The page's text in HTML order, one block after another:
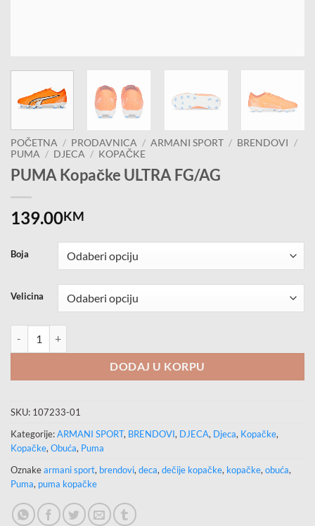
POČETNA / PRODAVNICA / ARMANI SPORT / BRENDOVI
/
PUMA / DJECA / KOPAČKE
PUMA Kopačke ULTRA FG/AG
139.00KM
Boja
Velicina
DODAJ U KORPU
SKU: 107233-01
Kategorije:ARMANI SPORT, BRENDOVI, DJECA, Djeca, Kopačke,
Kopačke, Obuća, Puma
Oznakearmani sport, brendovi, deca, dečije kopačke, kopačke, obuća,
Puma, puma kopačke